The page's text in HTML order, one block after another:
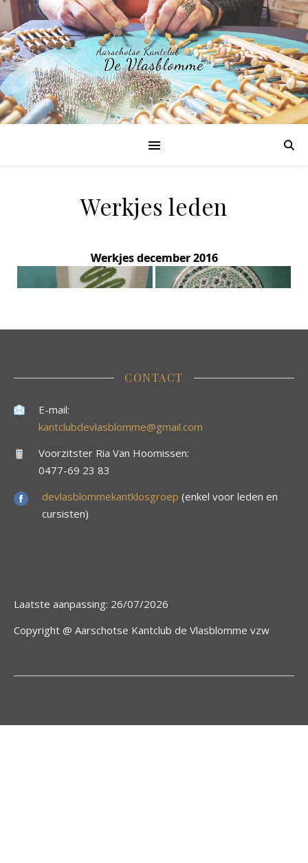
Werkjes leden
Werkjes december 2016
CONTACT
E-mail:
kantclubdevlasblomme@gmail.com
Voorzitster Ria Van Hoomissen:
0477-69 23 83
devlasblommekantklosgroep (enkel voor leden en
cursisten)
Laatste aanpassing: 26/07/2026
Copyright @ Aarschotse Kantclub de Vlasblomme vzw